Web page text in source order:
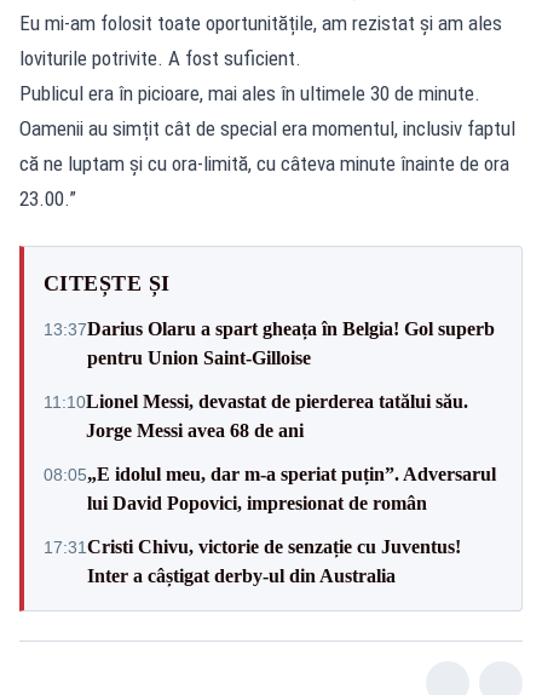
Eu mi-am folosit toate oportunitățile, am rezistat și am ales
loviturile potrivite. A fost suficient.
Publicul era în picioare, mai ales în ultimele 30 de minute.
Oamenii au simțit cât de special era momentul, inclusiv faptul
că ne luptam și cu ora-limită, cu câteva minute înainte de ora
23.00.”
CITEȘTE ȘI
13:37Darius Olaru a spart gheața în Belgia! Gol superb
pentru Union Saint-Gilloise
11:10Lionel Messi, devastat de pierderea tatălui său.
Jorge Messi avea 68 de ani
08:05„E idolul meu, dar m-a speriat puțin”. Adversarul
lui David Popovici, impresionat de român
17:31Cristi Chivu, victorie de senzație cu Juventus!
Inter a câștigat derby-ul din Australia